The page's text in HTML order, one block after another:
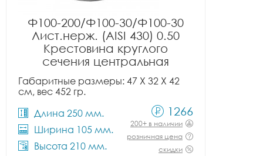
Ф100-200/Ф100-30/Ф100-30
Лист.нерж. (AISI 430) 0.50
Крестовина круглого
сечения центральная
Габаритные размеры: 47 X 32 X 42
см, вес 452 гр.
Длина 250 мм.
Ширина 105 мм.
Высота 210 мм.
1266
200+ в наличии
розничная цена
скидки